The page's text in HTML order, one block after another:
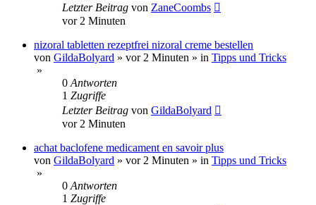
Letzter Beitrag von ZaneCoombs
vor 2 Minuten
nizoral tabletten rezeptfrei nizoral creme bestellen
von GildaBolyard » vor 2 Minuten » in Tipps und Tricks
»
0 Antworten
1 Zugriffe
Letzter Beitrag von GildaBolyard
vor 2 Minuten
achat baclofene medicament en savoir plus
von GildaBolyard » vor 2 Minuten » in Tipps und Tricks
»
0 Antworten
1 Zugriffe